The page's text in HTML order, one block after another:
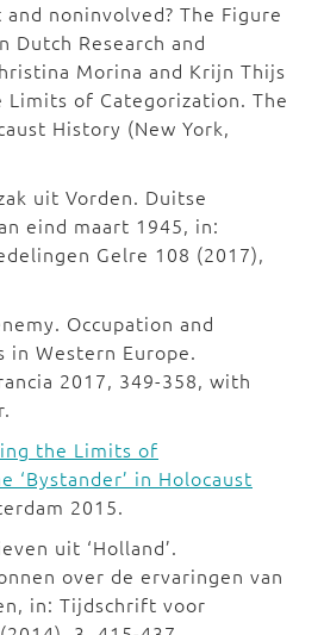
noninvolved? The Figure
Dutch Research and
Morina and Krijn Thijs
Limits of Categorization. The
History (New York,
uit Vorden. Duitse
eind maart 1945, in:
Gelre 108 (2017),
Occupation and
in Western Europe.
2017, 349-358, with
the Limits of
‘Bystander’ in Holocaust
2015.
uit ‘Holland’.
over de ervaringen van
in: Tijdschrift voor